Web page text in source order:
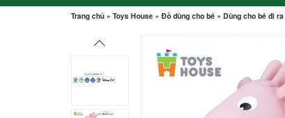
Trang chủ » Toys House » Đồ dùng cho bé » Dùng cho bé đi